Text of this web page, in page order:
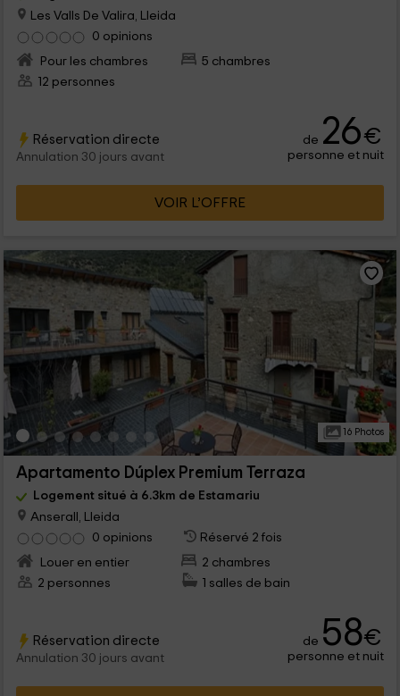
Les Valls De Valira, Lleida
0 opinions
Pour les chambres
5 chambres
12 personnes
Réservation directe
Annulation 30 jours avant
de 26€
personne et nuit
VOIR L’OFFRE
16 Photos
Apartamento Dúplex Premium Terraza
Logement situé à 6.3km de Estamariu
Anserall, Lleida
0 opinions
Réservé 2 fois
Louer en entier
2 chambres
2 personnes
1 salles de bain
Réservation directe
Annulation 30 jours avant
de 58€
personne et nuit